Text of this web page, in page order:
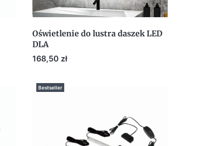
Oświetlenie do lustra daszek LED
DLA
Cena
168,50 zł
Bestseller